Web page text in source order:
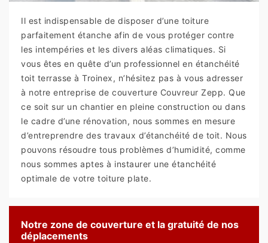
Il est indispensable de disposer d’une toiture
parfaitement étanche afin de vous protéger contre
les intempéries et les divers aléas climatiques. Si
vous êtes en quête d’un professionnel en étanchéité
toit terrasse à Troinex, n’hésitez pas à vous adresser
à notre entreprise de couverture Couvreur Zepp. Que
ce soit sur un chantier en pleine construction ou dans
le cadre d’une rénovation, nous sommes en mesure
d’entreprendre des travaux d’étanchéité de toit. Nous
pouvons résoudre tous problèmes d’humidité, comme
nous sommes aptes à instaurer une étanchéité
optimale de votre toiture plate.
Notre zone de couverture et la gratuité de nos
déplacements